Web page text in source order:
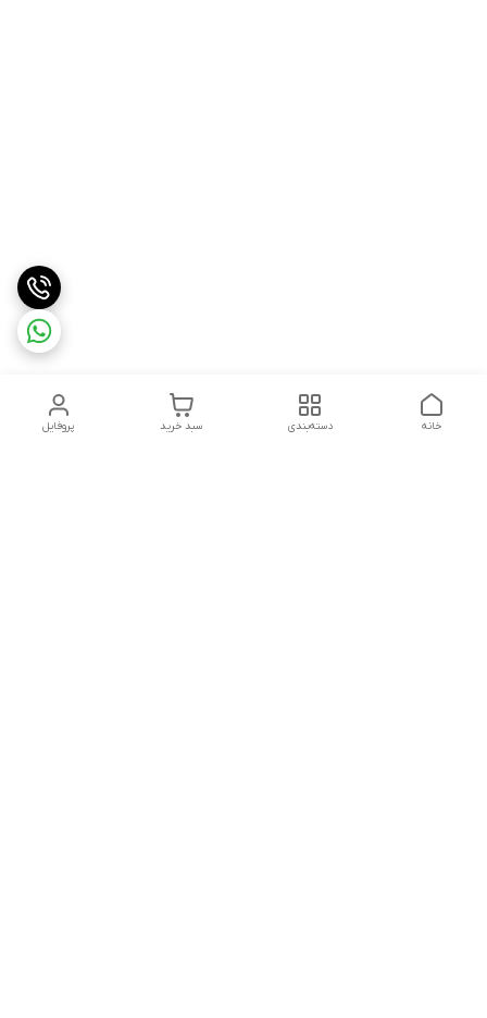
پروفایل سبد خرید دسته‌بندی خانه